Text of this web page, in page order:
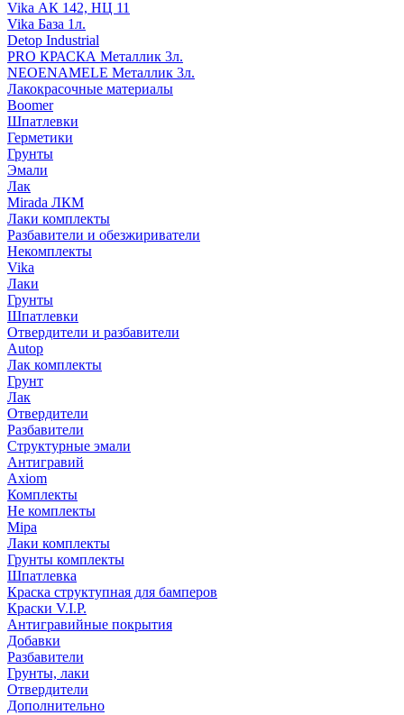
Vika АК 142, НЦ 11
Vika База 1л.
Detop Industrial
PRO КРАСКА Металлик 3л.
NEOENAMELE Металлик 3л.
Лакокрасочные материалы
Boomer
Шпатлевки
Герметики
Грунты
Эмали
Лак
Mirada ЛКМ
Лаки комплекты
Разбавители и обезжириватели
Некомплекты
Vika
Лаки
Грунты
Шпатлевки
Отвердители и разбавители
Autop
Лак комплекты
Грунт
Лак
Отвердители
Разбавители
Структурные эмали
Антигравий
Axiom
Комплекты
Не комплекты
Mipa
Лаки комплекты
Грунты комплекты
Шпатлевка
Краска структупная для бамперов
Краски V.I.P.
Антигравийные покрытия
Добавки
Разбавители
Грунты, лаки
Отвердители
Дополнительно